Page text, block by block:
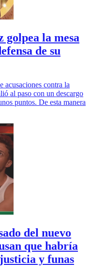
golpea la mesa
de su
acusaciones contra la
al paso con un descargo
puntos. De esta manera
del nuevo
que habría
y funas